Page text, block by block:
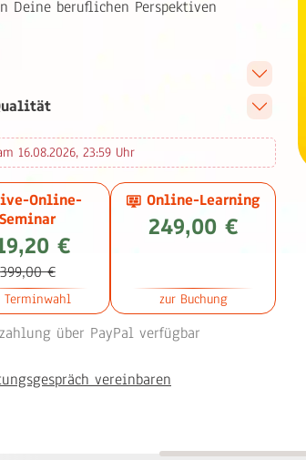
Deine beruflichen Perspektiven
16.08.2026, 23:59 Uhr
Online-
Seminar
€
399,00 €
Terminwahl
Online-Learning
249,00 €
zur Buchung
über PayPal verfügbar
vereinbaren